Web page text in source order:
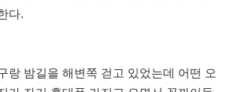
다.
랑 밤길을 해변쪽 걷고 있었는데 어떤 오